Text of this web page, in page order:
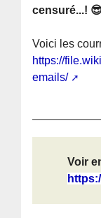
censuré...! 😎
Voici les
https://
emails/
Voir